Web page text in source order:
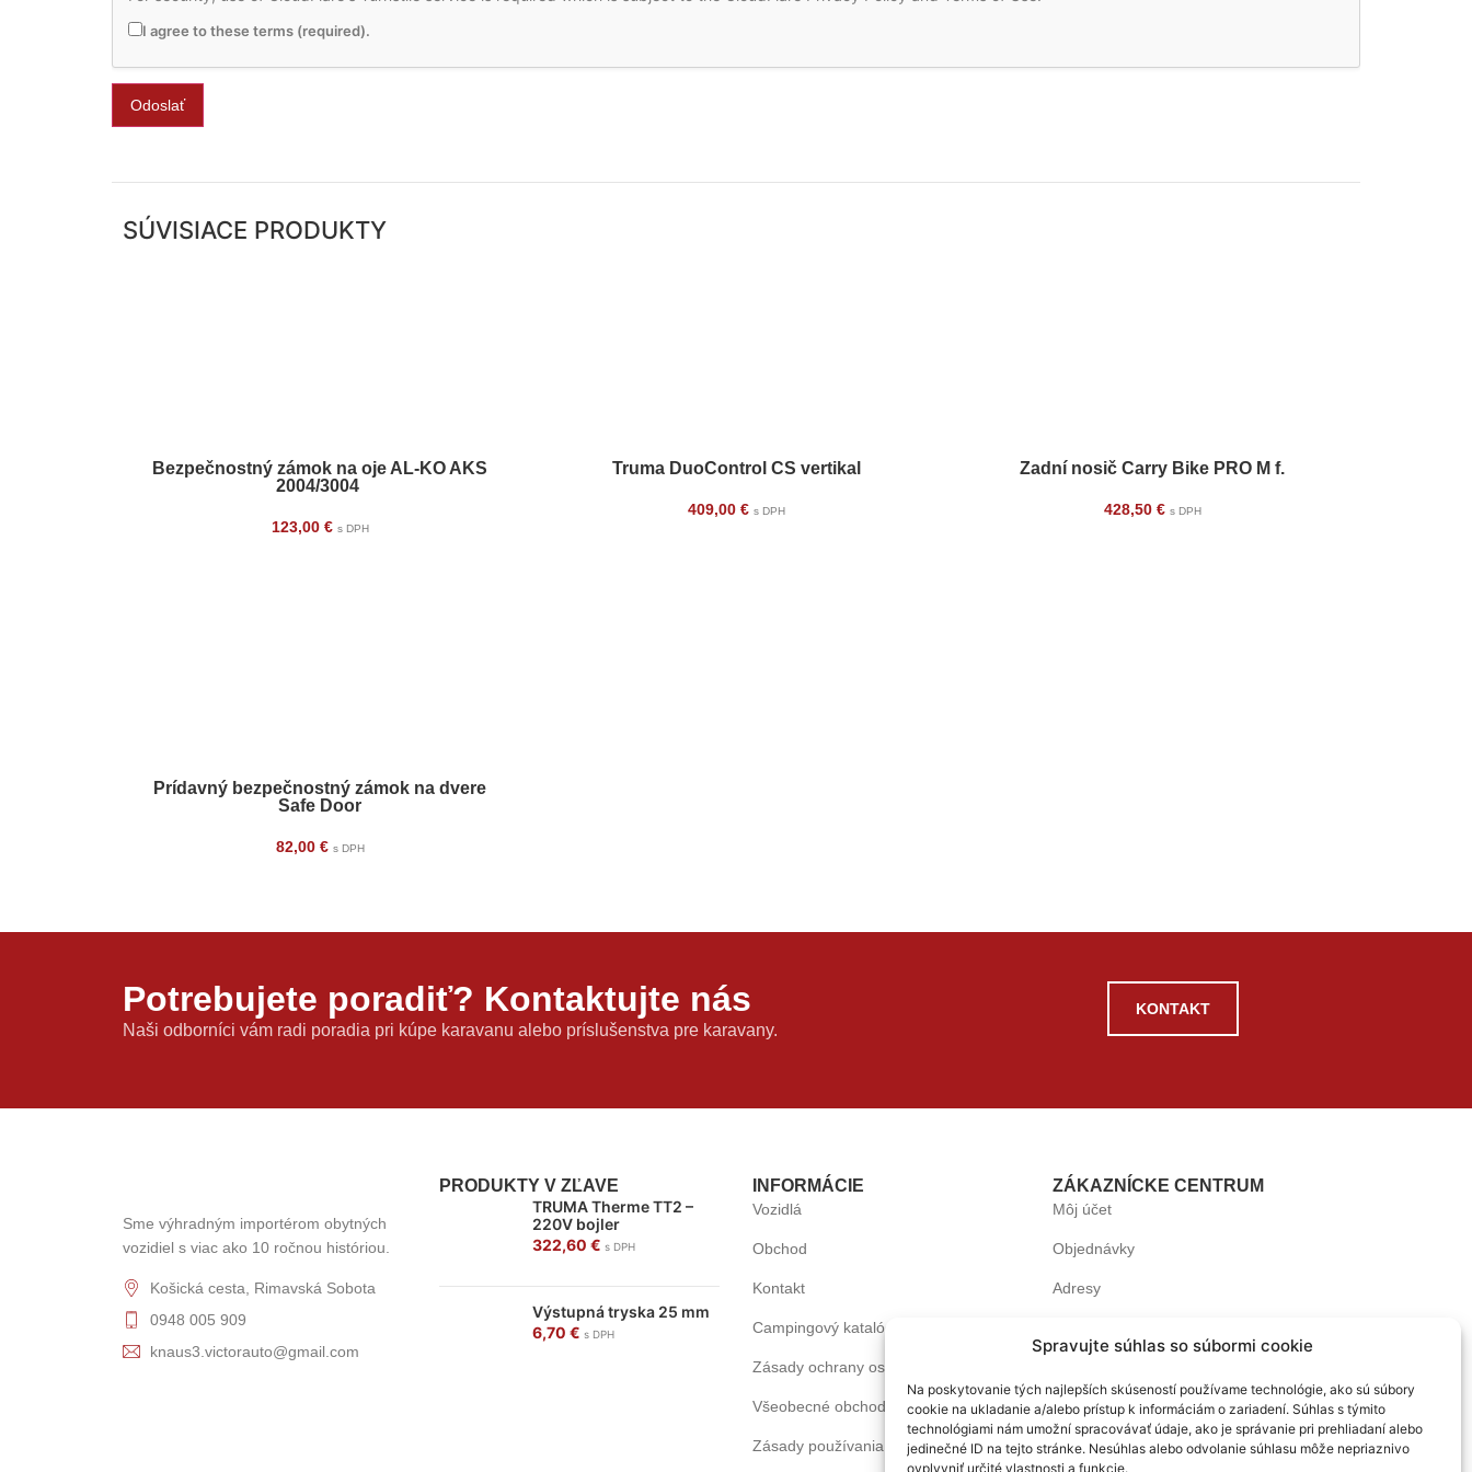
Spravujte súhlas so súbormi cookie
Na poskytovanie tých najlepších skúseností používame technológie, ako sú súbory
cookie na ukladanie a/alebo prístup k informáciám o zariadení. Súhlas s týmito
technológiami nám umožní spracovávať údaje, ako je správanie pri prehliadaní alebo
jedinečné ID na tejto stránke. Nesúhlas alebo odvolanie súhlasu môže nepriaznivo
ovplyvniť určité vlastnosti a funkcie.
I agree to these terms (required).
SÚVISIACE PRODUKTY
Bezpečnostný zámok na oje AL-KO AKS
2004/3004
123,00 € s DPH
Truma DuoControl CS vertikal
409,00 € s DPH
Zadní nosič Carry Bike PRO M f.
428,50 € s DPH
Prídavný bezpečnostný zámok na dvere
Safe Door
82,00 € s DPH
Potrebujete poradiť? Kontaktujte nás
Naši odborníci vám radi poradia pri kúpe karavanu alebo príslušenstva pre karavany.
KONTAKT
Sme výhradným importérom obytných
vozidiel s viac ako 10 ročnou históriou.
Košická cesta, Rimavská Sobota
0948 005 909
knaus3.victorauto@gmail.com
PRODUKTY V ZĽAVE
TRUMA Therme TT2 –
220V bojler
322,60€ s DPH
Výstupná tryska 25 mm
6,70€ s DPH
INFORMÁCIE
Vozidlá
Obchod
Kontakt
Campingový katalóg
Zásady ochrany osobných údajov
Všeobecné obchodné podmienky
Zásady používania súborov cookie
ZÁKAZNÍCKE CENTRUM
Môj účet
Objednávky
Adresy
Uživateľská príručka